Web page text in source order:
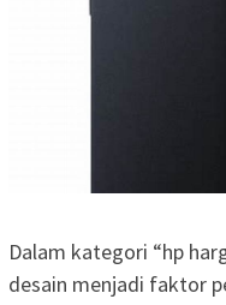
Dalam kategori “hp
desain menjadi faktor